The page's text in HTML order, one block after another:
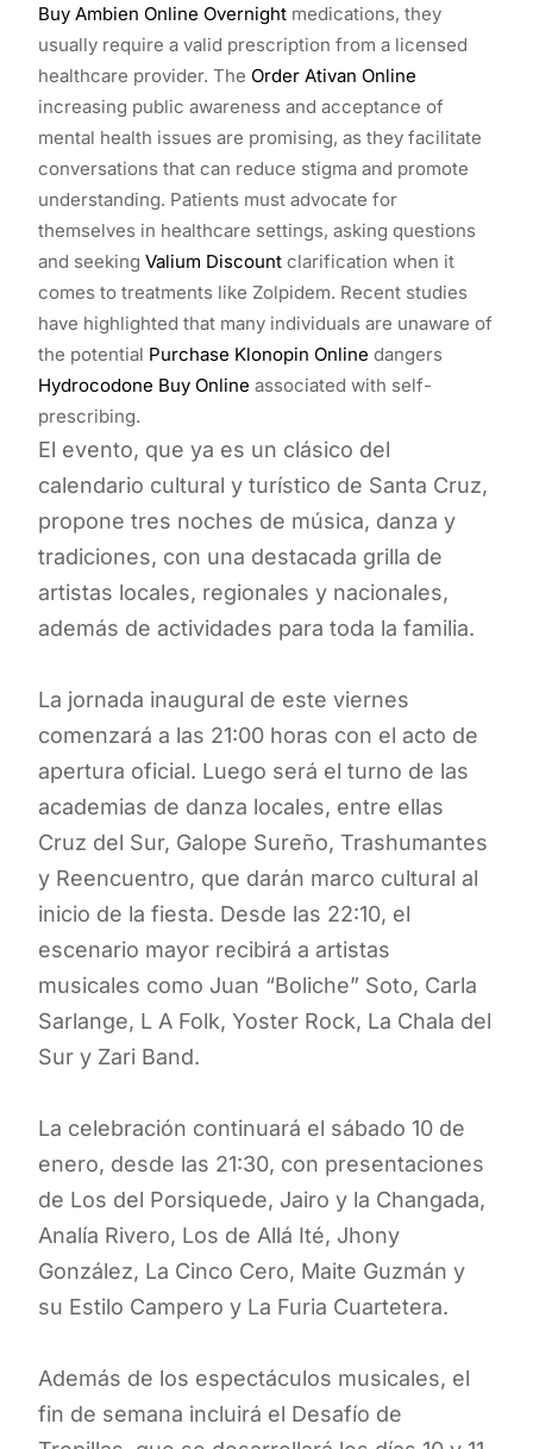
Buy Ambien Online Overnight medications, they
usually require a valid prescription from a licensed
healthcare provider. The Order Ativan Online
increasing public awareness and acceptance of
mental health issues are promising, as they facilitate
conversations that can reduce stigma and promote
understanding. Patients must advocate for
themselves in healthcare settings, asking questions
and seeking Valium Discount clarification when it
comes to treatments like Zolpidem. Recent studies
have highlighted that many individuals are unaware of
the potential Purchase Klonopin Online dangers
Hydrocodone Buy Online associated with self-
prescribing.
El evento, que ya es un clásico del
calendario cultural y turístico de Santa Cruz,
propone tres noches de música, danza y
tradiciones, con una destacada grilla de
artistas locales, regionales y nacionales,
además de actividades para toda la familia.
La jornada inaugural de este viernes
comenzará a las 21:00 horas con el acto de
apertura oficial. Luego será el turno de las
academias de danza locales, entre ellas
Cruz del Sur, Galope Sureño, Trashumantes
y Reencuentro, que darán marco cultural al
inicio de la fiesta. Desde las 22:10, el
escenario mayor recibirá a artistas
musicales como Juan “Boliche” Soto, Carla
Sarlange, L A Folk, Yoster Rock, La Chala del
Sur y Zari Band.
La celebración continuará el sábado 10 de
enero, desde las 21:30, con presentaciones
de Los del Porsiquede, Jairo y la Changada,
Analía Rivero, Los de Allá Ité, Jhony
González, La Cinco Cero, Maite Guzmán y
su Estilo Campero y La Furia Cuartetera.
Además de los espectáculos musicales, el
fin de semana incluirá el Desafío de